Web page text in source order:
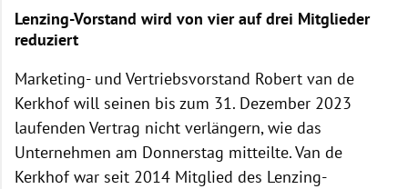
Lenzing-Vorstand wird von vier auf drei Mitglieder
reduziert
Marketing- und Vertriebsvorstand Robert van de
Kerkhof will seinen bis zum 31. Dezember 2023
laufenden Vertrag nicht verlängern, wie das
Unternehmen am Donnerstag mitteilte. Van de
Kerkhof war seit 2014 Mitglied des Lenzing-